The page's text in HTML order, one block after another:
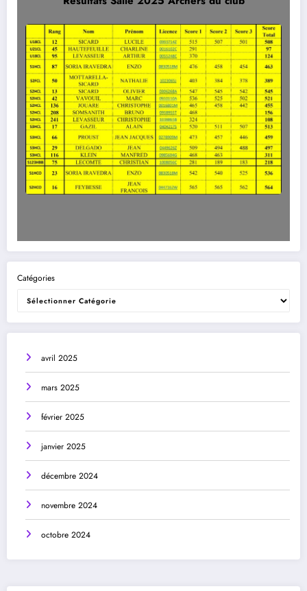
Catégories
avril 2025
mars 2025
février 2025
janvier 2025
décembre 2024
novembre 2024
octobre 2024